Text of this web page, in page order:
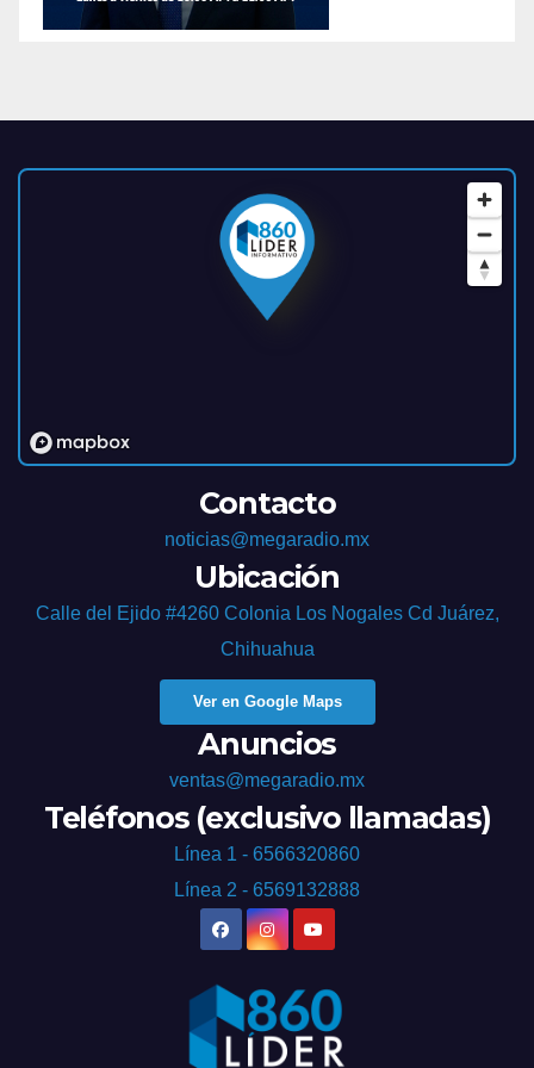
Contacto
noticias@megaradio.mx
Ubicación
Calle del Ejido #4260 Colonia Los Nogales Cd Juárez,
Chihuahua
Ver en Google Maps
Anuncios
ventas@megaradio.mx
Teléfonos (exclusivo llamadas)
Línea 1 - 6566320860
Línea 2 - 6569132888